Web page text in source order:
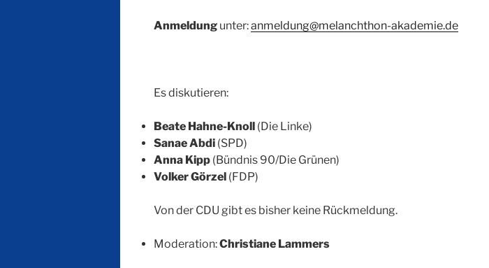
Anmeldung unter:anmeldung@melanchthon-akademie.de
Es diskutieren:
Beate Hahne-Knoll (Die Linke)
Sanae Abdi (SPD)
Anna Kipp (Bündnis 90/Die Grünen)
Volker Görzel (FDP)
Von der CDU gibt es bisher keine Rückmeldung.
Moderation:Christiane Lammers